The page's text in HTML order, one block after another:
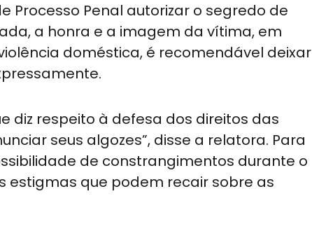
Processo Penal autorizar o segredo de
a honra e a imagem da vítima, em
doméstica, é recomendável deixar
diz respeito à defesa dos direitos das
seus algozes”, disse a relatora. Para
de constrangimentos durante o
estigmas que podem recair sobre as